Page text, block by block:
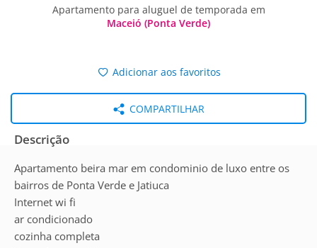
Apartamento para aluguel de temporada em
Maceió (Ponta Verde)
Adicionar aos favoritos
COMPARTILHAR
Descrição
Apartamento beira mar em condominio de luxo entre os
bairros de Ponta Verde e Jatiuca
Internet wi fi
ar condicionado
cozinha completa